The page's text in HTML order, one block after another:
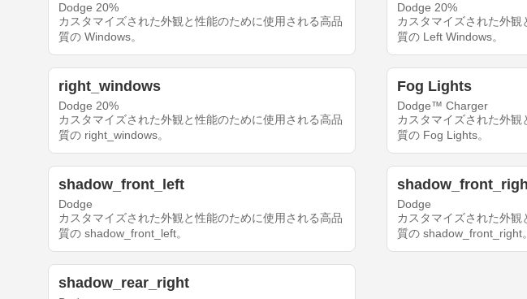
Dodge 20%
カスタマイズされた外観と性能のために使用される高品
質の Windows。
Dodge 20%
カスタマイズされた外
質の Left Windows。
right_windows
Dodge 20%
カスタマイズされた外観と性能のために使用される高品
質の right_windows。
Fog Lights
Dodge™ Charger
カスタマイズされた外
質の Fog Lights。
shadow_front_left
Dodge
カスタマイズされた外観と性能のために使用される高品
質の shadow_front_left。
Dodge
カスタマイズされた外
質の shadow_front_right。
shadow_rear_right